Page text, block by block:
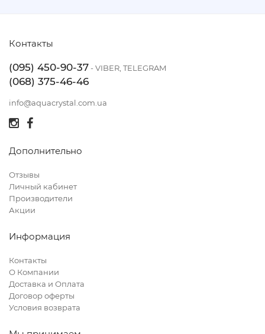
Контакты
(095) 450-90-37- VIBER, TELEGRAM
(068) 375-46-46
info@aquacrystal.com.ua
Дополнительно
Отзывы
Личный кабинет
Производители
Акции
Информация
Контакты
О Компании
Доставка и Оплата
Договор оферты
Условия возврата